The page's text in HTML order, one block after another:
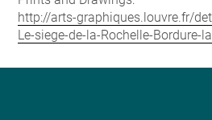
http://arts-graphiques.louvre.fr/
Le-siege-de-la-Rochelle-Bordure-